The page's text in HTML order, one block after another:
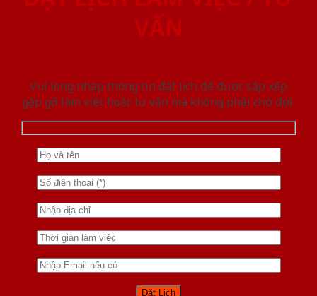
VẤN
Vui lòng nhập thông tin đặt lịch để được sắp xếp
gặp gỡ làm việc hoăc tư vấn mà không phải chờ đợi.